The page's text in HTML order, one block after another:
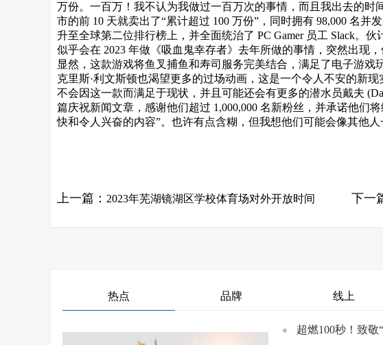
万份。一百万！我不认为我做过一百万次的事情，而且我出去的时
市的前 10 天就卖出了“累计超过 100 万份”，同时拥有 98,000 名并
升至全球第二位排行榜上，并全面统治了 PC Gamer 员工 Slack。
似乎会在 2023 年做《吸血鬼幸存者》去年所做的事情，突然出现
显然，这款游戏将鱼叉捕鱼和寿司服务完美结合，满足了电子游
克里斯·利文斯顿也渴望更多的过场动画，这是一个令人不安的新
不会因这一款而满足于现状，并且可能还会有更多的潜水员戴夫
篇庆祝新闻文章，感谢他们超过 1,000,000 名新粉丝，并承诺他们
快和令人兴奋的内容”。也许有点含糊，但我想他们可能会像其他
上一篇： 2023年芜湖镜湖区学校体育场对外开放时间 下一
热点 品牌 线上
超燃100秒！致敬